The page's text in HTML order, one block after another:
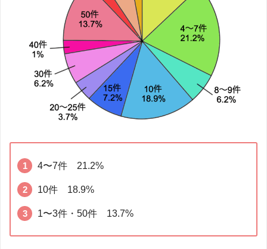
4〜7件 21.2%
10件 18.9%
1〜3件・50件 13.7%